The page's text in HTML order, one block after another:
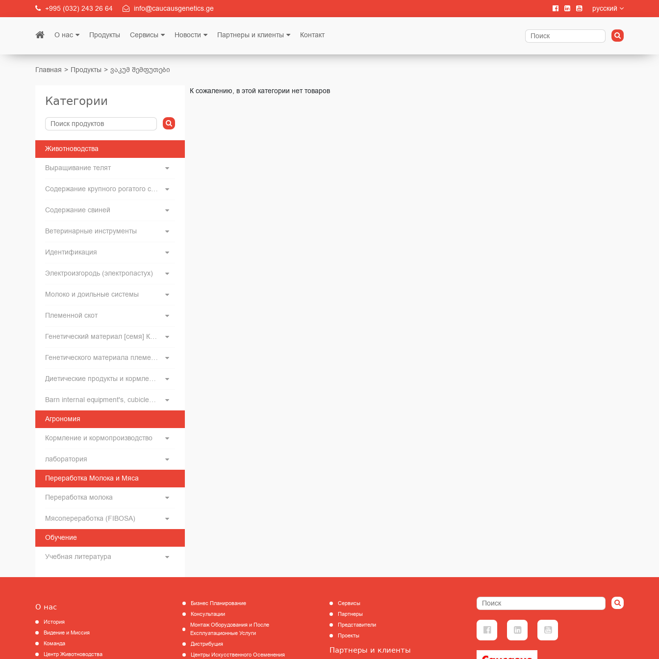
+995 (032) 243 26 64 info@caucausgenetics.ge русский
О нас Продукты Сервисы Новости Партнеры и клиенты Контакт
Главная Продукты ვაკუმ შემფუთები
Категории
Животноводства
Выращивание телят
Содержание крупного рогатого скота
Содержание свиней
Ветеринарные инструменты
Идентификация
Электроизгородь (электропастух)
Молоко и доильные системы
Племенной скот
Генетический материал [семя] КРС и инвентарь для искусственного оплодотворения
Генетического материала племенного хряков
Диетические продукты и кормление
Barn internal equipment's, cubicles, feed barriers, free stall, tied up stalls, boxes, cattle gates
Агрономия
Кормление и кормопроизводство
лаборатория
Переработка Молока и Мяса
Переработка молока
Мясопереработка (FIBOSA)
Обучение
Учебная литература
К сожалению, в этой категории нет товаров
О нас
История
Видение и Миссия
Команда
Центр Животноводства
Бизнес Планирование
Консультации
Монтаж Оборудования и После
Експлуатационные Услуги
Дистрибуция
Центры Искусственного Осеменения
Сервисы
Партнеры
Представители
Проекты
Партнеры и клиенты